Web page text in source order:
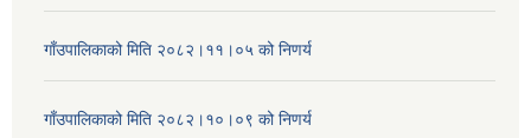
गाँउपालिकाको मिति २०८२।११।०५ को निणर्य
गाँउपालिकाको मिति २०८२।१०।०९ को निणर्य